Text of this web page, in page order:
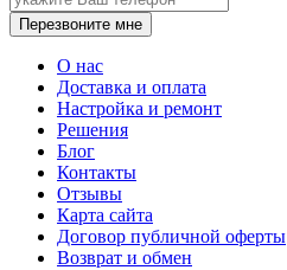
Перезвоните мне
О нас
Доставка и оплата
Настройка и ремонт
Решения
Блог
Контакты
Отзывы
Карта сайта
Договор публичной оферты
Возврат и обмен